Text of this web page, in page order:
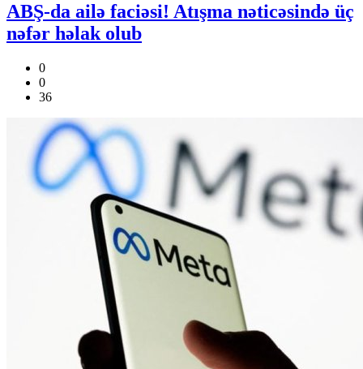
ABŞ-da ailə faciəsi! Atışma nəticəsində üç
nəfər həlak olub
0
0
36